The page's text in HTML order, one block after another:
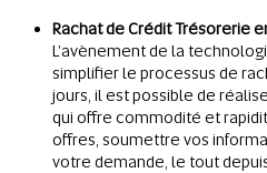
Rachat de Crédit Trésorerie
L'avènement de la
simplifier le processus de
jours, il est possible de
qui offre commodité et
offres, soumettre vos
votre demande, le tout